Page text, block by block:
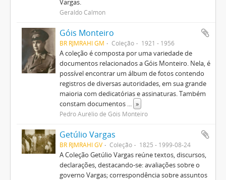
Vargas.
Geraldo Calmon
Góis Monteiro
BR RJMRAHI GM Coleção 1921 - 1956
A coleção é composta por uma variedade de
documentos relacionados a Góis Monteiro. Nela, é
possível encontrar um álbum de fotos contendo
registros de diversas autoridades, em sua grande
maioria com dedicatórias e assinaturas. Também
constam documentos ... »
Pedro Aurélio de Góis Monteiro
Getúlio Vargas
BR RJMRAHI GV Coleção 1825 - 1999-08-24
A Coleção Getúlio Vargas reúne textos, discursos,
declarações, destacando-se: avaliações sobre o
governo Vargas; correspondência sobre assuntos